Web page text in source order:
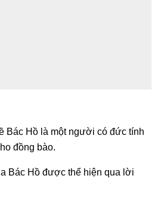
Bác Hồ là một người có đức tính
đồng bào.
Bác Hồ được thể hiện qua lời